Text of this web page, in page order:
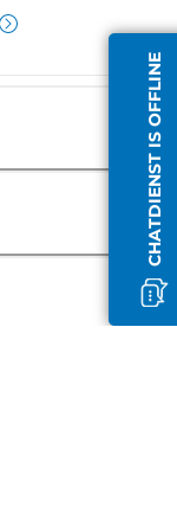
CHATDIENST IS OFFLINE